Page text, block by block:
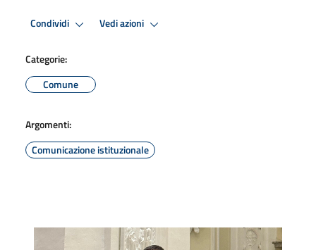
Condividi Vedi azioni
Categorie:
Comune
Argomenti:
Comunicazione istituzionale